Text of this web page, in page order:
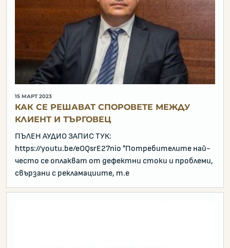
15 МАРТ 2023
КАК СЕ РЕШАВАТ СПОРОВЕТЕ МЕЖДУ
КЛИЕНТ И ТЪРГОВЕЦ
ПЪЛЕН АУДИО ЗАПИС ТУК:
https://youtu.be/eOQsrE27nio "Потребителите най-
често се оплакват от дефектни стоки и проблеми,
свързани с рекламациите, т.е